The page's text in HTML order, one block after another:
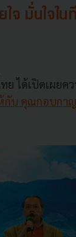
จ มั่นใจใน
ได้เปิดเผยค
กับ คุณกอบกา